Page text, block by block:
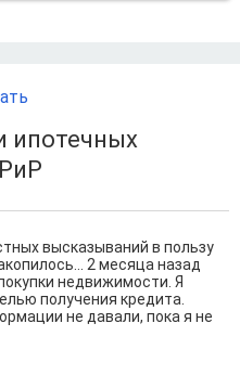
ипотечных
высказываний в пользу
2 месяца назад
недвижимости. Я
получения кредита.
не давали, пока я не